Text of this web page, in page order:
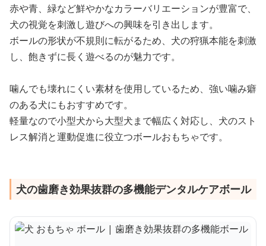
赤や青、緑など鮮やかなカラーバリエーションが豊富で、
犬の視覚を刺激し遊びへの興味を引き出します。
ボールの形状が不規則に転がるため、犬の狩猟本能を刺激
し、飽きずに長く遊べるのが魅力です。
噛んでも壊れにくい素材を使用しているため、強い噛み癖
のある犬にもおすすめです。
軽量なので小型犬から大型犬まで幅広く対応し、犬のスト
レス解消と運動促進に役立つボールおもちゃです。
犬の歯磨き効果抜群の多機能デンタルケアボール